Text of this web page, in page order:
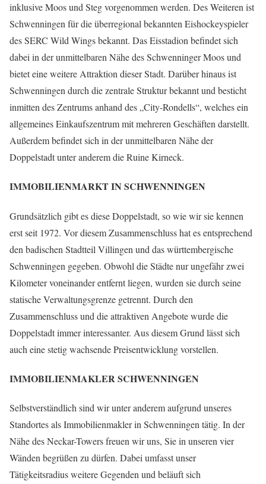
inklusive Moos und Steg vorgenommen werden. Des Weiteren ist
Schwenningen für die überregional bekannten Eishockeyspieler
des SERC Wild Wings bekannt. Das Eisstadion befindet sich
dabei in der unmittelbaren Nähe des Schwenninger Moos und
bietet eine weitere Attraktion dieser Stadt. Darüber hinaus ist
Schwenningen durch die zentrale Struktur bekannt und besticht
inmitten des Zentrums anhand des „City-Rondells“, welches ein
allgemeines Einkaufszentrum mit mehreren Geschäften darstellt.
Außerdem befindet sich in der unmittelbaren Nähe der
Doppelstadt unter anderem die Ruine Kirneck.
IMMOBILIENMARKT IN SCHWENNINGEN
Grundsätzlich gibt es diese Doppelstadt, so wie wir sie kennen
erst seit 1972. Vor diesem Zusammenschluss hat es entsprechend
den badischen Stadtteil Villingen und das württembergische
Schwenningen gegeben. Obwohl die Städte nur ungefähr zwei
Kilometer voneinander entfernt liegen, wurden sie durch seine
statische Verwaltungsgrenze getrennt. Durch den
Zusammenschluss und die attraktiven Angebote wurde die
Doppelstadt immer interessanter. Aus diesem Grund lässt sich
auch eine stetig wachsende Preisentwicklung vorstellen.
IMMOBILIENMAKLER SCHWENNINGEN
Selbstverständlich sind wir unter anderem aufgrund unseres
Standortes als Immobilienmakler in Schwenningen tätig. In der
Nähe des Neckar-Towers freuen wir uns, Sie in unseren vier
Wänden begrüßen zu dürfen. Dabei umfasst unser
Tätigkeitsradius weitere Gegenden und beläuft sich